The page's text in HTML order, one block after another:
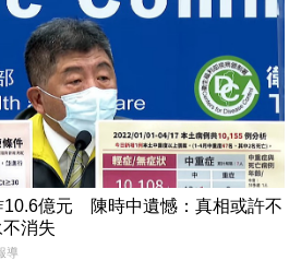
10.6億元 陳時中遺憾：真相或許不
消失
導